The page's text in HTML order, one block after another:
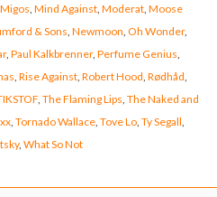
Migos Mind Against, Moderat, Moose
& Sons Newmoon Oh Wonder,
, Paul Kalkbrenner, Perfume Genius
Rise Against, Robert Hood Rødhåd
, The Flaming Lips The Naked and
, Tornado Wallace, Tove Lo, Ty Segall
, What So Not